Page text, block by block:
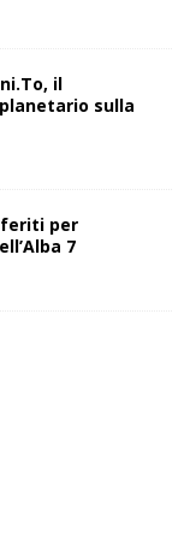
il
sulla
per
7